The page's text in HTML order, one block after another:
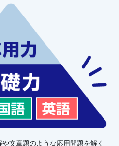
文章題のような応用問題を解く